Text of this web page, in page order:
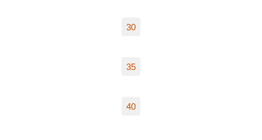
30
35
40